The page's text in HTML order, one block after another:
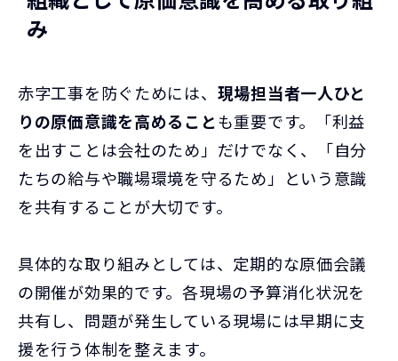
み
赤字工事を防ぐためには、 現場担当者一人ひと
りの原価意識を高めることも重要です。「利益
を出すことは会社のため」だけでなく、「自分
たちの給与や職場環境を守るため」という意識
を共有することが大切です。
具体的な取り組みとしては、定期的な原価会議
の開催が効果的です。各現場の予算消化状況を
共有し、問題が発生している現場には早期に支
援を行う体制を整えます。